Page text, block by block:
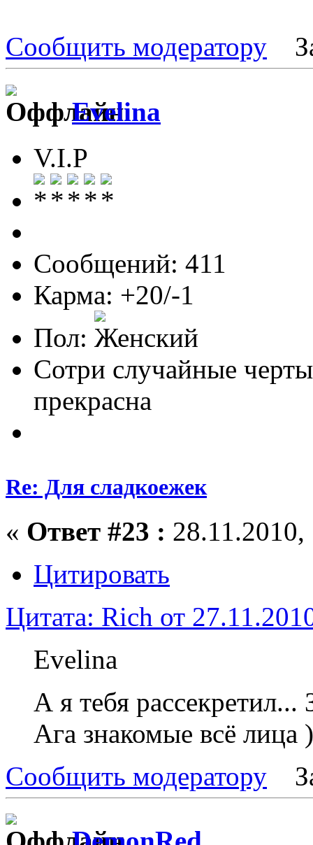
Сообщить модератору
Evelina
V.I.P
Сообщений: 411
Карма: +20/-1
Пол:
Сотри случайные
прекрасна
Re: Для сладкоежек
« Ответ #23 :
Цитировать
Цитата: Rich от
Evelina
А я тебя
Ага знакомые всё лица
Сообщить модератору